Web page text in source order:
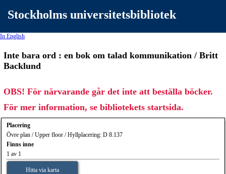
Stockholms universitetsbibliotek
In English
Inte bara ord : en bok om talad kommunikation / Britt
Backlund
OBS! För närvarande går det inte att beställa böcker.
För mer information, se bibliotekets startsida.
Placering
Övre plan / Upper floor / Hyllplacering: D 8.137
Finns inne
1 av 1
Hitta via karta